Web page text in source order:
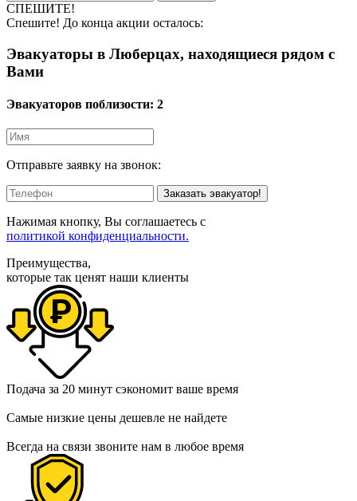
СПЕШИТЕ!
Спешите! До конца акции осталось:
Эвакуаторы в Люберцах, находящиеся рядом с
Вами
Эвакуаторов поблизости: 2
Отправьте заявку на звонок:
Заказать эвакуатор!
Нажимая кнопку, Вы соглашаетесь с
политикой конфиденциальности.
Преимущества,
которые так ценят наши клиенты
Подача за 20 минут сэкономит ваше время
Самые низкие цены дешевле не найдете
Всегда на связи звоните нам в любое время